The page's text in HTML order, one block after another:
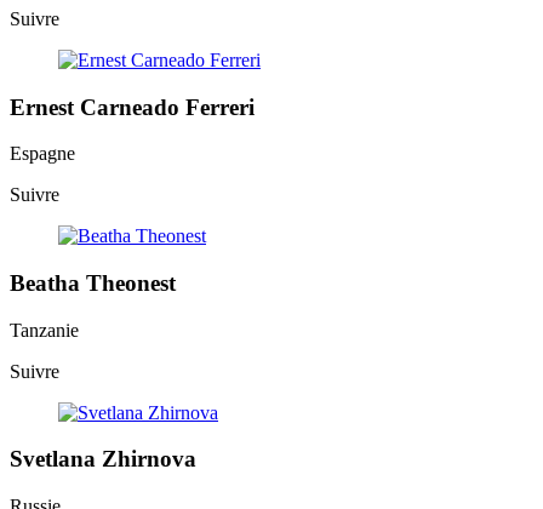
Suivre
Ernest Carneado Ferreri
Espagne
Suivre
Beatha Theonest
Tanzanie
Suivre
Svetlana Zhirnova